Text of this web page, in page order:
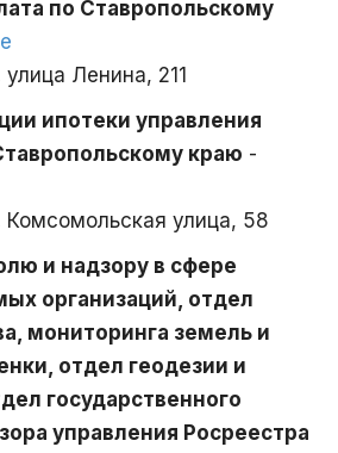
по Ставропольскому
Ленина, 211
ипотеки управления
краю -
Комсомольская улица, 58
и надзору в сфере
организаций, отдел
мониторинга земель и
отдел геодезии и
государственного
управления Росреестра